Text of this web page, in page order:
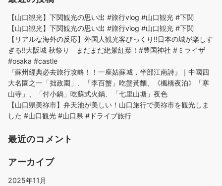
【山口観光】下関観光の思い出 #旅行vlog #山口観光 #下関
【山口観光】下関観光の思い出 #旅行vlog #山口観光 #下関
【リアルな海外の反応】外国人観光客びっくり!!日本の城が楽しす
ぎる!!大阪城 秋祭り まだまだ絶景紅葉！#豊国神社 #ミライザ
#osaka #castle
『蘇州經典必去旅行攻略！！一座姑蘇城，半部江南詩』｜中國四
大名園之一「拙政園」、「李百蟹」吃蟹黃麵、《楓橋夜泊》「寒
山寺」、「付小鍋」吃蘇式火鍋、「七里山塘」夜色
【山口県美祢市】弁天池が美しい！山口旅行で美祢市を観光しま
した #山口観光 #山口県 #ドライブ旅行
最近のコメント
アーカイブ
2025年11月